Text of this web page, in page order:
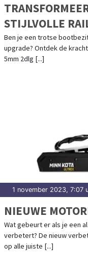
STIJLVOLLE
PROJECT
Ben je een trotse
upgrade? Ontdek de
5mm 2dlg [...]
1 november 2023, 7:07
NIEUWE
Wat gebeurt er als je een
verbetert? De nieuw
op alle juiste [...]